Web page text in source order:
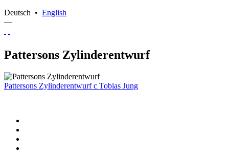
Deutsch • English
—
Pattersons Zylinderentwurf
Pattersons Zylinderentwurfc Tobias Jung